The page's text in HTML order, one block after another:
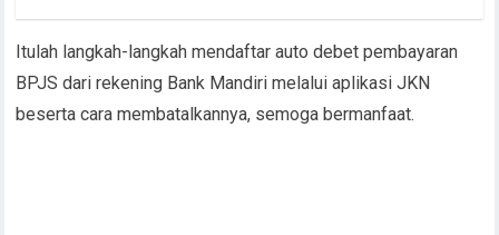
Itulah langkah-langkah mendaftar auto debet pembayaran
BPJS dari rekening Bank Mandiri melalui aplikasi JKN
beserta cara membatalkannya, semoga bermanfaat.